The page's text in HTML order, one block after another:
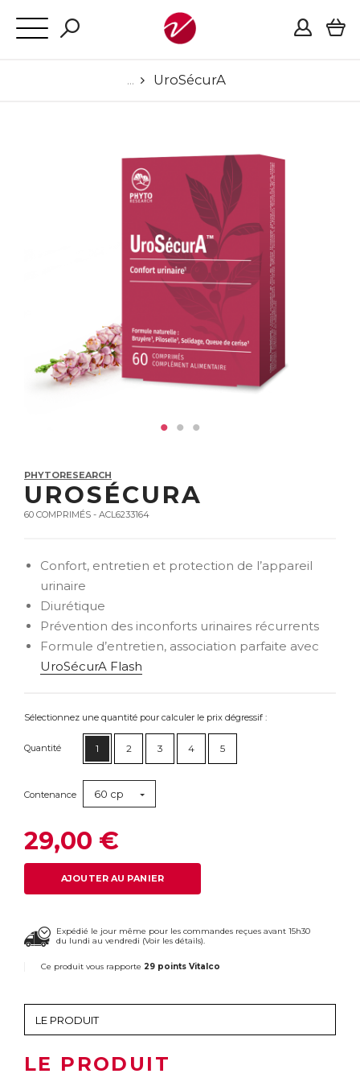
UroSécurA
PHYTORESEARCH
UROSÉCURA
60 COMPRIMÉS - ACL6233164
Confort, entretien et protection de l’appareil
urinaire
Diurétique
Prévention des inconforts urinaires récurrents
Formule d’entretien, association parfaite avec
UroSécurA Flash
Sélectionnez une quantité pour calculer le prix dégressif :
Quantité 1 2 3 4 5
Contenance 60 cp
29,00 €
AJOUTER AU PANIER
Expédié le jour même pour les commandes reçues avant 15h30
du lundi au vendredi (Voir les détails).
Ce produit vous rapporte 29 points Vitalco
LE PRODUIT